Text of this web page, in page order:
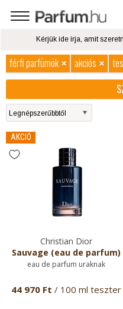
férfi parfümök akciós
AKCIÓ
Christian Dior
Sauvage (eau de parfum)
eau de parfum uraknak
44 970 Ft / 100 ml teszter